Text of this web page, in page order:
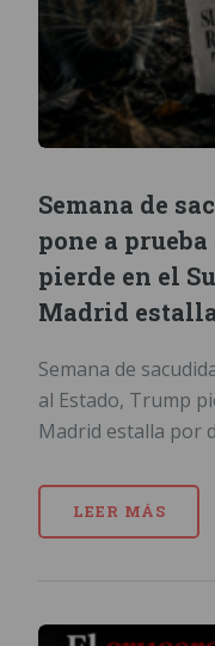
Semana de
pone a
pierde en el
Madrid
Semana de
al Estado, Trump
Madrid estalla por
LEER MÁS